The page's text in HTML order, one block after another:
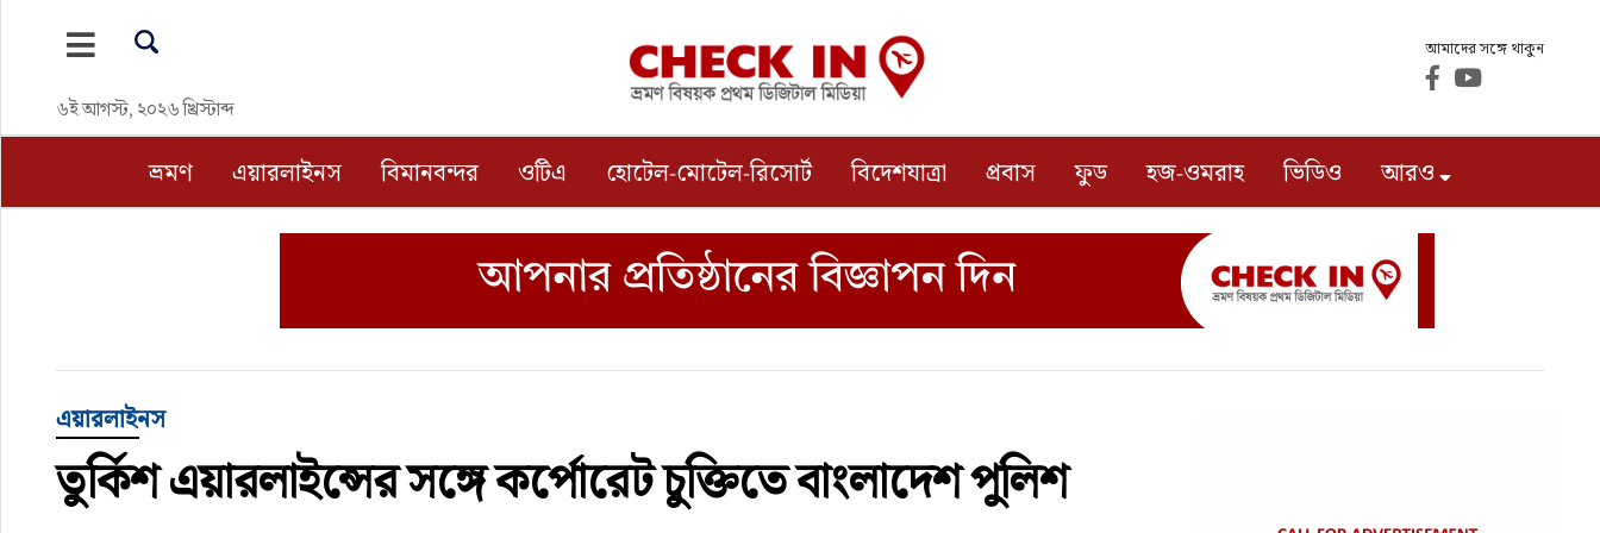
৬ই আগস্ট, ২০২৬ খ্রিস্টাব্দ
আমাদের সঙ্গে থাকুন
এয়ারলাইনস
বিমানবন্দর
বিদেশযাত্রা
প্রবাস
ভ্রমণ এয়ারলাইনস বিমানবন্দর ওটিএ হোটেল-মোটেল-রিসোর্ট বিদেশযাত্রা প্রবাস ফুড হজ-ওমরাহ ভিডিও আরও
এয়ারলাইনস
তুর্কিশ এয়ারলাইন্সের সঙ্গে কর্পোরেট চুক্তিতে বাংলাদেশ পুলিশ